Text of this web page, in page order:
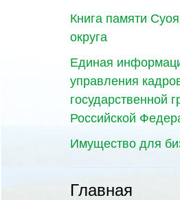
Книга памяти
округа
Единая
управления
государственной
Российской
Имущество для
Главная